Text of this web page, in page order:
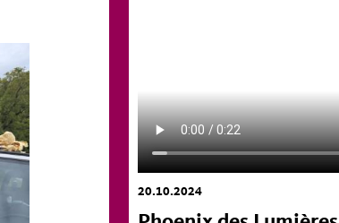
20.10.2024